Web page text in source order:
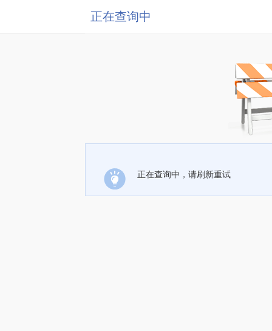
正在查询中
正在查询中，请刷新重试